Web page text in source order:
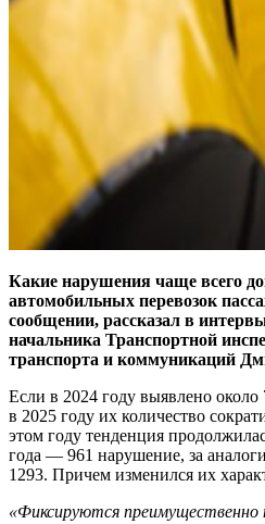
Какие нарушения чаще всего
автомобильных перевозок
сообщении, рассказал в
начальника Транспортной
транспорта и коммуникаций
Если в 2024 году выявлено
в 2025 году их количество
этом году тенденция
года — 961 нарушение, за
1293. Причем изменился их
«Фиксируются преимущественно